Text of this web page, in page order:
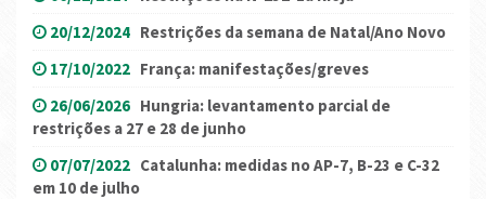
20/12/2024 Restrições da semana de Natal/Ano Novo
17/10/2022 França: manifestações/greves
26/06/2026 Hungria: levantamento parcial de
restrições a 27 e 28 de junho
07/07/2022 Catalunha: medidas no AP-7, B-23 e C-32
em 10 de julho